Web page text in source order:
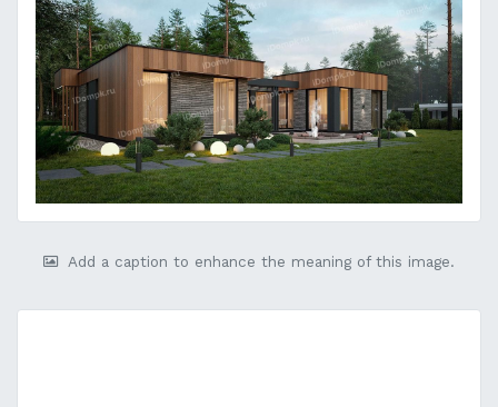
Add a caption to enhance the meaning of this image.